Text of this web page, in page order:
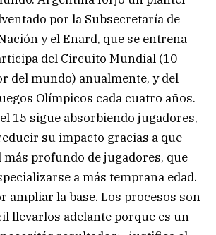
por la Subsecretaría de
y el Enard, que se entrena
del Circuito Mundial (10
del mundo) anualmente, y del
Olímpicos cada cuatro años.
15 sigue absorbiendo jugadores,
su impacto gracias a que
profundo de jugadores, que
a más temprana edad.
ampliar la base. Los procesos son
llevarlos adelante porque es un